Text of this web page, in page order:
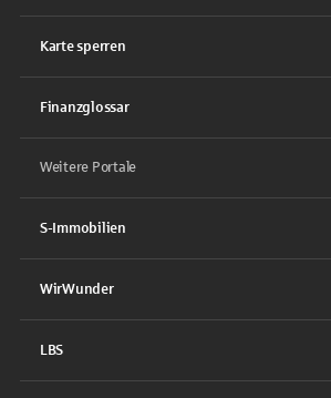
Karte sperren
Finanzglossar
Weitere Portale
S-Immobilien
WirWunder
LBS